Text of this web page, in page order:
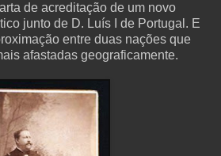
de acreditação de um novo
junto de D. Luís I de Portugal. E
entre duas nações que
afastadas geograficamente.